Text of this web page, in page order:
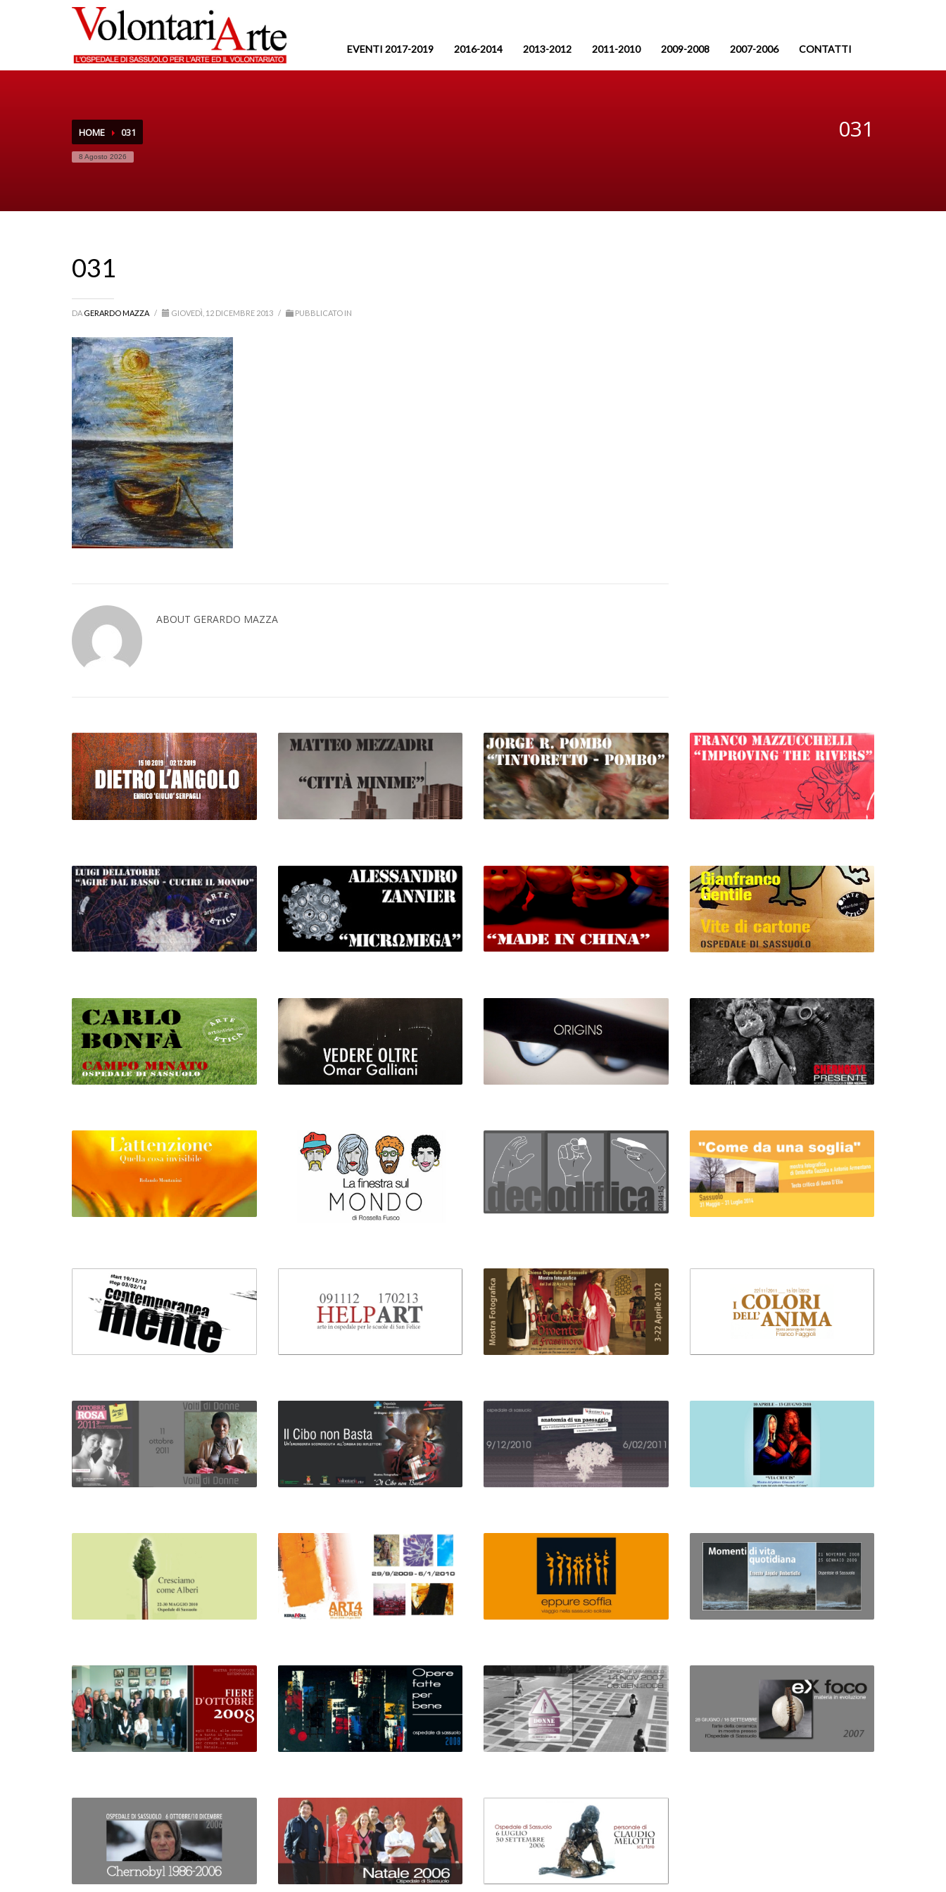
EVENTI 2017-2019 2016-2014 2013-2012 2011-2010 2009-2008 2007-2006 CONTATTI
HOME 031
8 Agosto 2026
031
031
DA GERARDO MAZZA / GIOVEDÌ, 12 DICEMBRE 2013 / PUBBLICATO IN
ABOUT GERARDO MAZZA